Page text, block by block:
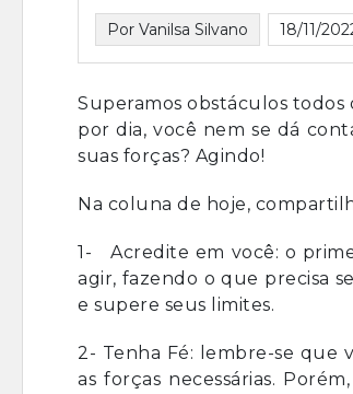
Por Vanilsa Silvano 18/11/
Superamos obstáculos todos
por dia, você nem se dá
suas forças? Agindo!
Na coluna de hoje,
1- Acredite em você: o
agir, fazendo o que precisa
e supere seus limites.
2- Tenha Fé: lembre-se que
as forças necessárias.